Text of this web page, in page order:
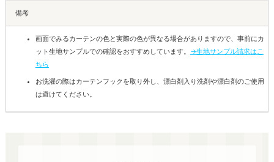
備考
画面でみるカーテンの色と実際の色が異なる場合がありますので、事前にカ
ット生地サンプルでの確認をおすすめしています。 →生地サンプル請求はこ
ちら
お洗濯の際はカーテンフックを取り外し、漂白剤入り洗剤や漂白剤のご使用
は避けてください。